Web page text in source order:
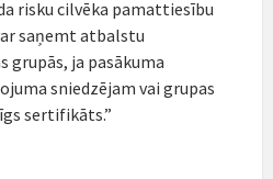
risku cilvēka pamattiesību
saņemt atbalstu
grupās, ja pasākuma
sniedzējam vai grupas
sertifikāts.”